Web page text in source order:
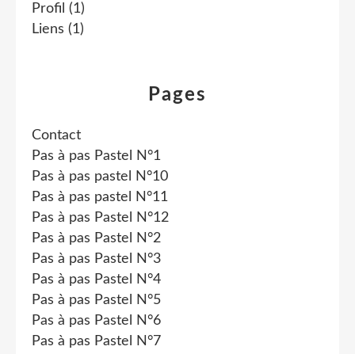
Profil (1)
Liens (1)
Pages
Contact
Pas à pas Pastel N°1
Pas à pas pastel N°10
Pas à pas pastel N°11
Pas à pas Pastel N°12
Pas à pas Pastel N°2
Pas à pas Pastel N°3
Pas à pas Pastel N°4
Pas à pas Pastel N°5
Pas à pas Pastel N°6
Pas à pas Pastel N°7